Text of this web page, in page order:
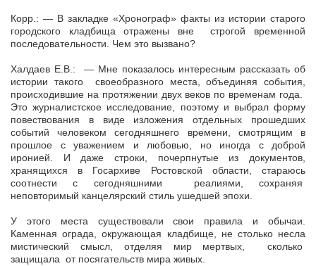
Корр.: — В закладке «Хронограф» факты из истории старого
городского кладбища отражены вне строгой временной
последовательности. Чем это вызвано?
Халдаев Е.В.: — Мне показалось интересным рассказать об
истории такого своеобразного места, объединяя события,
происходившие на протяжении двух веков по временам года.
Это журналистское исследование, поэтому и выбрал форму
повествования в виде изложения отдельных прошедших
событий человеком сегодняшнего времени, смотрящим в
прошлое с уважением и любовью, но иногда с доброй
иронией. И даже строки, почерпнутые из документов,
хранящихся в Госархиве Ростовской области, стараюсь
соотнести с сегодняшними реалиями, сохраняя
неповторимый канцелярский стиль ушедшей эпохи.
У этого места существовали свои правила и обычаи.
Каменная ограда, окружающая кладбище, не столько несла
мистический смысл, отделяя мир мертвых, сколько
защищала от посягательств мира живых.